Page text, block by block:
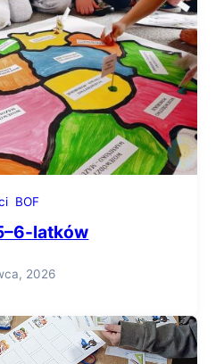
BOF
latków
2026